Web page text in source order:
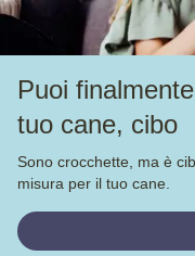
Puoi
tuo cane, cibo
Sono crocchette, ma è
misura per il tuo cane.